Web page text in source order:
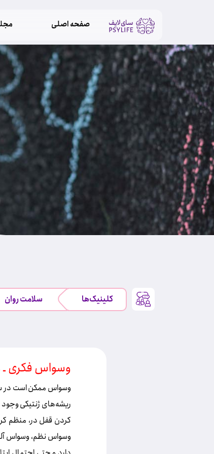
صفحه اصلی
کلینیک‌ها سلامت روان
وسواس فکری
ریشه‌های ژنتیکی
کردن قفل در، منظم
وسواس نظم، وسواس